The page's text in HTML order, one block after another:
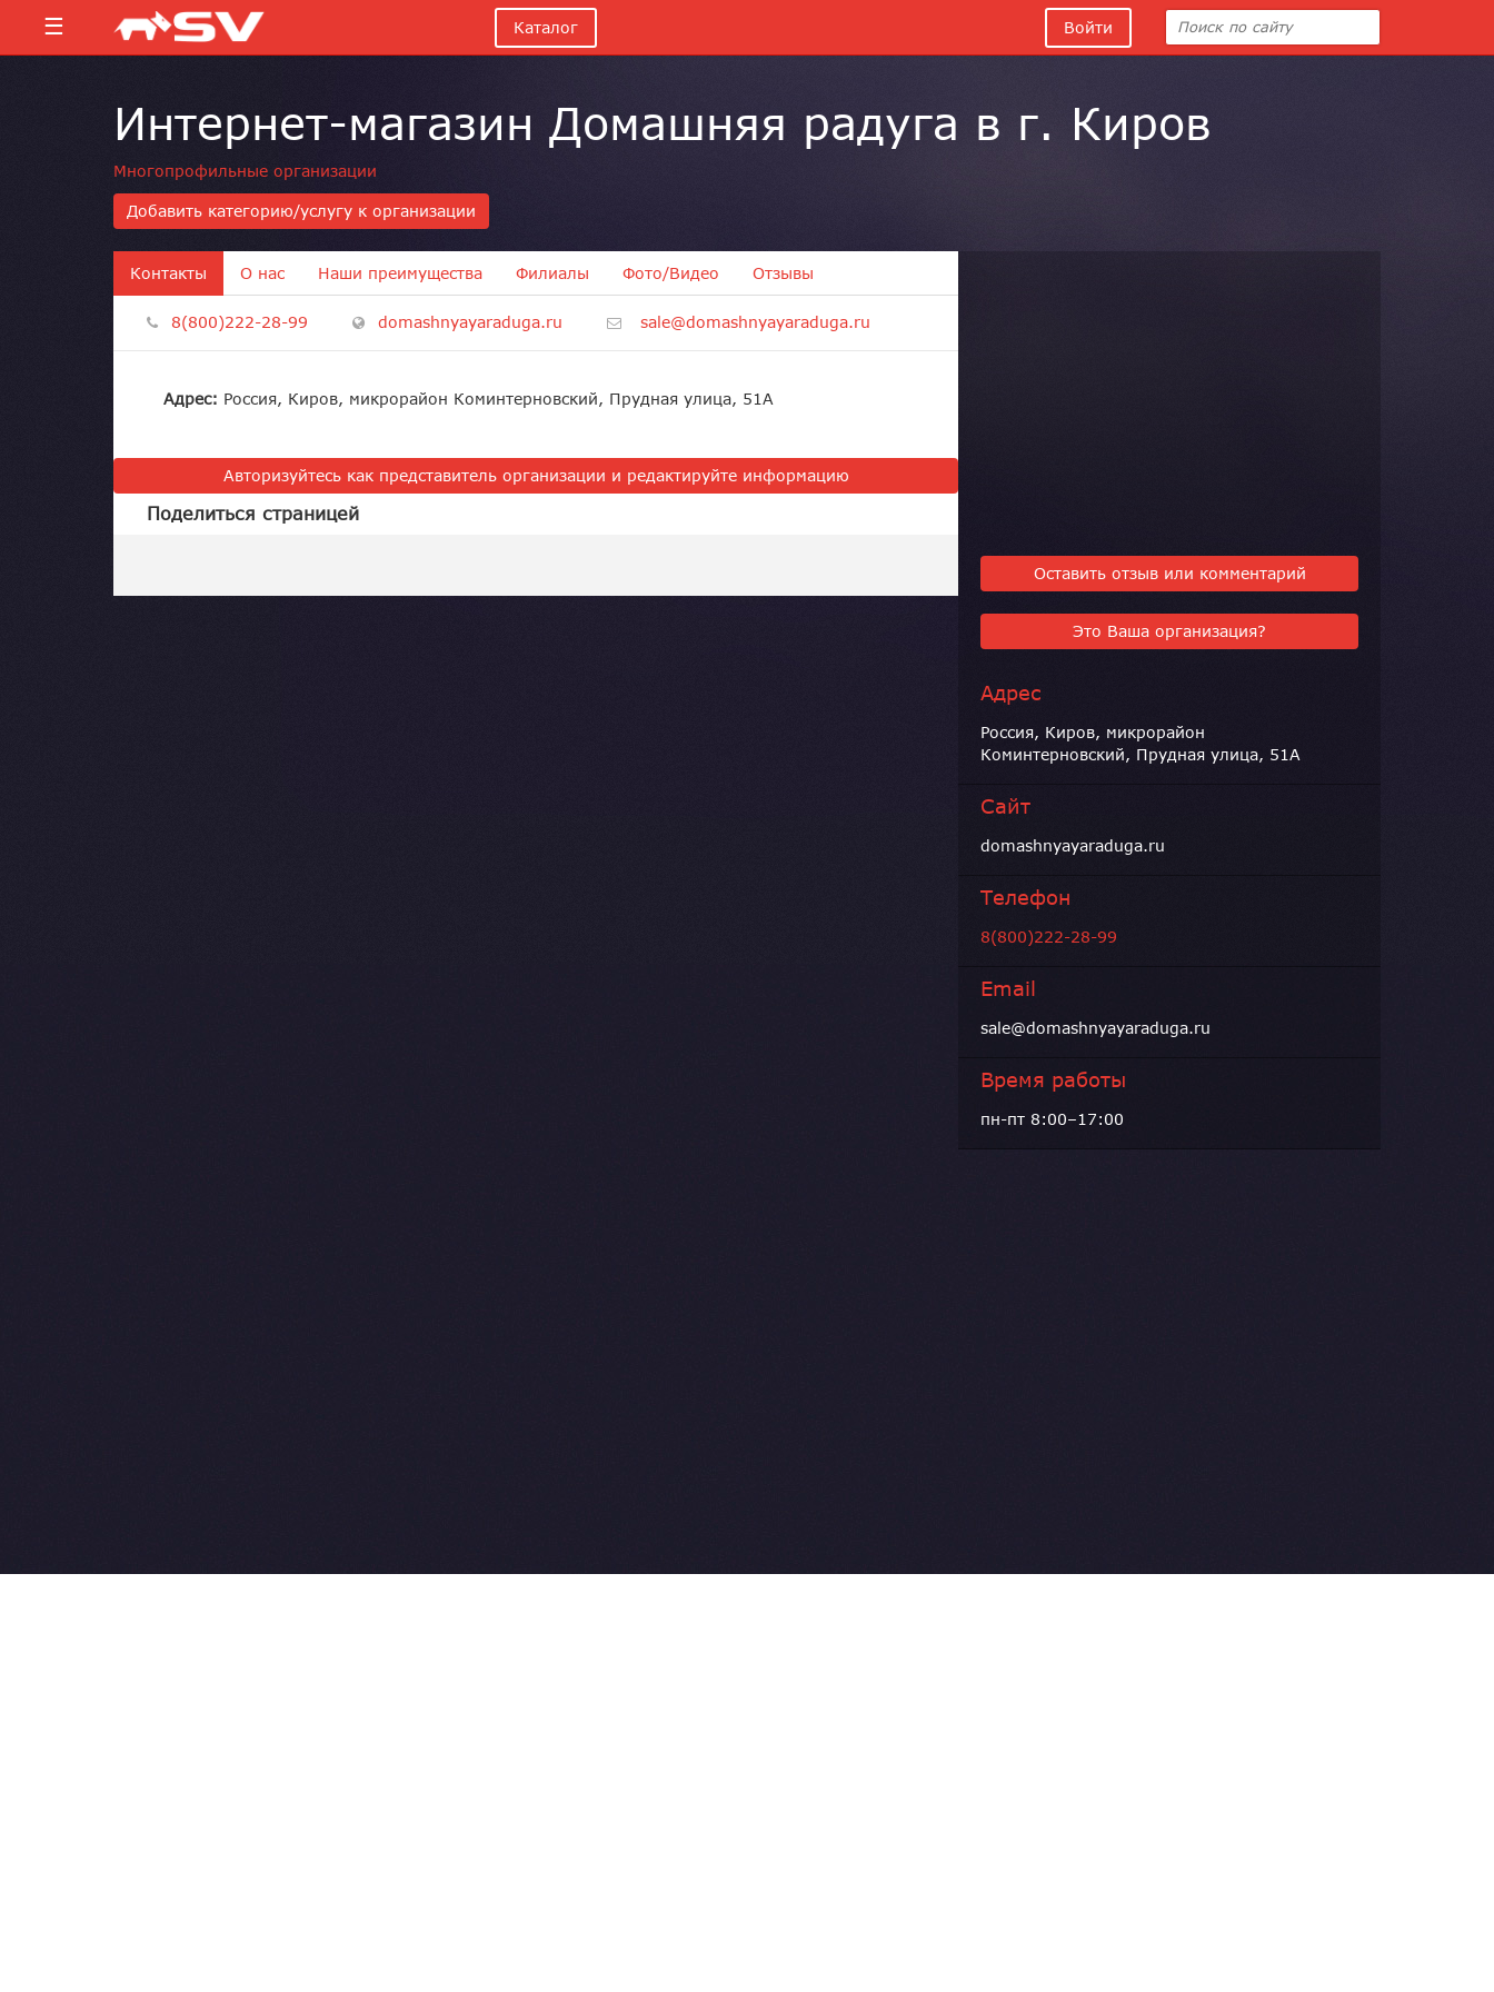
☰ Каталог Войти
Интернет-магазин Домашняя радуга в г. Киров
Многопрофильные организации
Добавить категорию/услугу к организации
Контакты О нас Наши преимущества Филиалы Фото/Видео Отзывы
8(800)222-28-99 domashnyayaraduga.ru sale@domashnyayaraduga.ru
Адрес: Россия, Киров, микрорайон Коминтерновский, Прудная улица, 51А
Авторизуйтесь как представитель организации и редактируйте информацию
Поделиться страницей
Оставить отзыв или комментарий
Это Ваша организация?
Адрес
Россия, Киров, микрорайон
Коминтерновский, Прудная улица, 51А
Сайт
domashnyayaraduga.ru
Телефон
8(800)222-28-99
Email
sale@domashnyayaraduga.ru
Время работы
пн-пт 8:00–17:00